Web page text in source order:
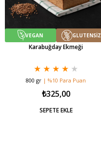
Karabuğday Ekmeği
★ ★ ★ ★ ★
800 gr | %10 Para Puan
₺325,00
VEGAN GLUTENSİZ
SEPETE EKLE